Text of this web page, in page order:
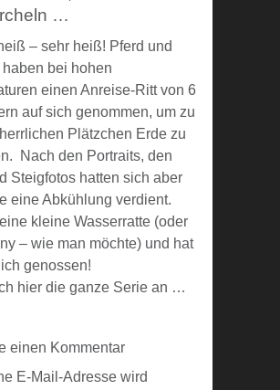
…
– sehr heiß! Pferd und
haben bei hohen
einen Anreise-Ritt von 6
auf sich genommen, um zu
Plätzchen Erde zu
Nach den Portraits, den
Steigfotos hatten sich aber
eine Abkühlung verdient.
kleine Wasserratte (oder
– wie man möchte) und hat
genossen!
hier die ganze Serie an …
einen Kommentar
E-Mail-Adresse wird